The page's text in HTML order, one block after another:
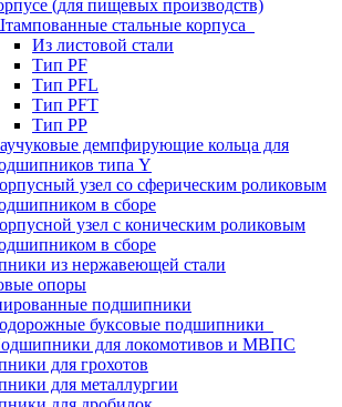
(для пищевых производств)
стальные корпуса
Из листовой стали
Тип PF
Тип PFL
Тип PFT
Тип PP
демпфирующие кольца для
типа Y
узел со сферическим роликовым
в сборе
узел с коническим роликовым
в сборе
из нержавеющей стали
опоры
подшипники
буксовые подшипники
для локомотивов и МВПС
для грохотов
для металлургии